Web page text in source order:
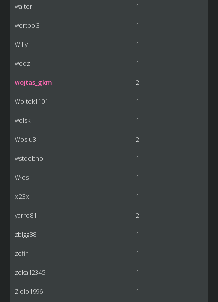
walter 1
wertpol3 1
Willy 1
wodz 1
wojtas_gkm 2
Wojtek1101 1
wolski 1
Wosiu3 2
wstdebno 1
Włos 1
xJ23x 1
yarro81 2
zbigg88 1
zefir 1
zeka12345 1
Ziolo1996 1